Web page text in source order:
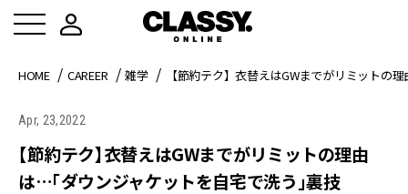
HOME CAREER 雑学 【節約テク】衣替えはGWまでがリミットの
Apr, 23,2022
【節約テク】衣替えはGWまでがリミットの理由
は…「ダウンジャケットを自宅で洗う」裏技